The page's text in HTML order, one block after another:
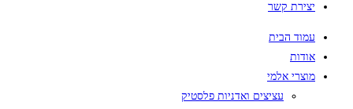
יצירת קשר
עמוד הבית
אודות
מוצרי אלמי
עציצים ואדניות פלסטיק